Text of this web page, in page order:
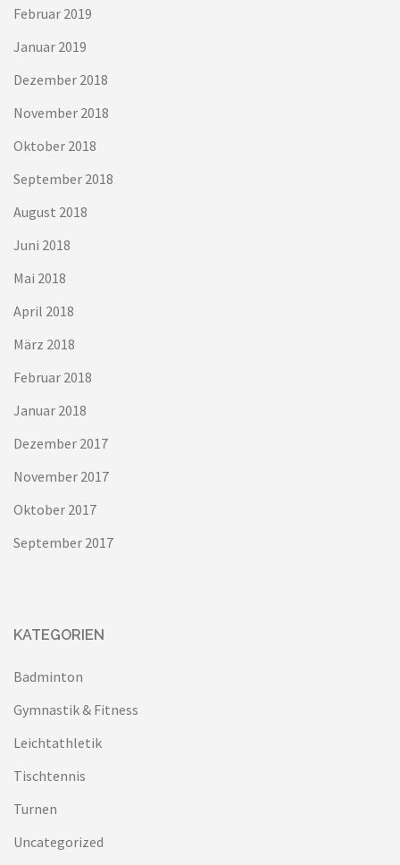
Februar 2019
Januar 2019
Dezember 2018
November 2018
Oktober 2018
September 2018
August 2018
Juni 2018
Mai 2018
April 2018
März 2018
Februar 2018
Januar 2018
Dezember 2017
November 2017
Oktober 2017
September 2017
KATEGORIEN
Badminton
Gymnastik & Fitness
Leichtathletik
Tischtennis
Turnen
Uncategorized